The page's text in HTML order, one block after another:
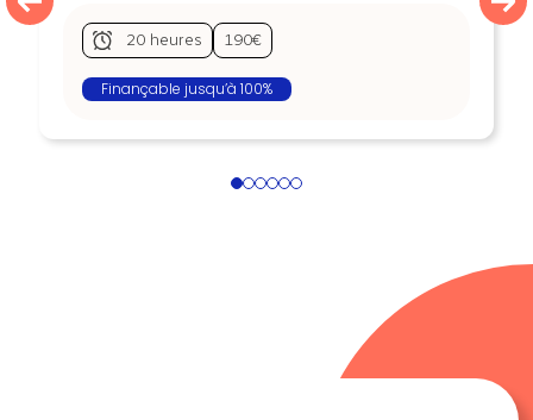
20 heures 190€
Finançable jusqu’à 100%
123456